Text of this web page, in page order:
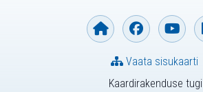
Kaardirakenduse tugi
Vaata sisukaarti